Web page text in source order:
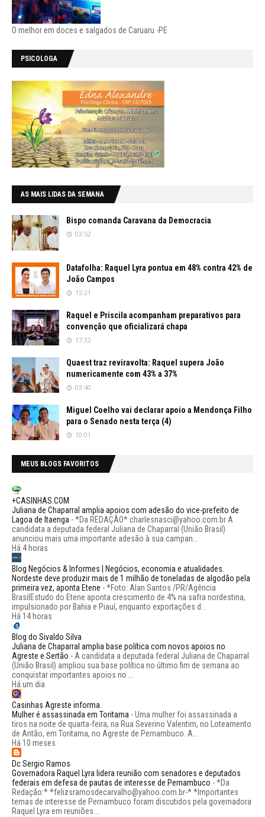
O melhor em doces e salgados de Caruaru -PE
PSICOLOGA
AS MAIS LIDAS DA SEMANA
Bispo comanda Caravana da Democracia
03:52
Datafolha: Raquel Lyra pontua em 48% contra 42% de
João Campos
15:21
Raquel e Priscila acompanham preparativos para
convenção que oficializará chapa
17:32
Quaest traz reviravolta: Raquel supera João
numericamente com 43% a 37%
03:40
Miguel Coelho vai declarar apoio a Mendonça Filho
para o Senado nesta terça (4)
10:01
MEUS BLOGS FAVORITOS
+CASINHAS.COM
Juliana de Chaparral amplia apoios com adesão do vice-prefeito de
Lagoa de Itaenga -*Da REDAÇÃO* charlesnasci@yahoo.com.br A
candidata a deputada federal Juliana de Chaparral (União Brasil)
anunciou mais uma importante adesão à sua campan...
Há 4 horas
Blog Negócios & Informes | Negócios, economia e atualidades.
Nordeste deve produzir mais de 1 milhão de toneladas de algodão pela
primeira vez, aponta Etene -*Foto: Alan Santos /PR/Agência
BrasilEstudo do Etene aponta crescimento de 4% na safra nordestina,
impulsionado por Bahia e Piauí, enquanto exportações d...
Há 14 horas
Blog do Sivaldo Silva
Juliana de Chaparral amplia base política com novos apoios no
Agreste e Sertão - A candidata a deputada federal Juliana de Chaparral
(União Brasil) ampliou sua base política no último fim de semana ao
conquistar importantes apoios no ...
Há um dia
Casinhas Agreste informa.
Mulher é assassinada em Toritama -Uma mulher foi assassinada a
tiros na noite de quarta-feira, na Rua Severino Valentim, no Loteamento
de Antão, em Toritama, no Agreste de Pernambuco. A...
Há 10 meses
Dc Sergio Ramos
Governadora Raquel Lyra lidera reunião com senadores e deputados
federais em defesa de pautas de interesse de Pernambuco -*Da
Redação:* *felizsramosdecarvalho@yahoo.com.br-* *Importantes
temas de interesse de Pernambuco foram discutidos pela governadora
Raquel Lyra em reuniões ...